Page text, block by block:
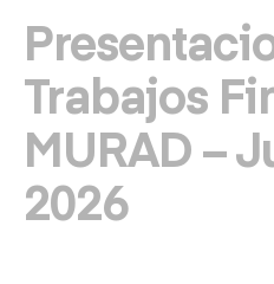
Trabajos
MURAD –
2026